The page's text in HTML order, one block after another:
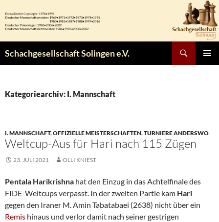
Inhalt
springen
Schachgesellschaft Solingen e.V.
Kategoriearchiv: I. Mannschaft
I. MANNSCHAFT,OFFIZIELLE MEISTERSCHAFTEN,TURNIERE ANDERSWO
Weltcup-Aus für Hari nach 115 Zügen
23. JULI 2021 OLLI KNIEST
Pentala Harikrishna hat den Einzug in das Achtelfinale des
FIDE-Weltcups verpasst. In der zweiten Partie kam Hari
gegen den Iraner M. Amin Tabatabaei (2638) nicht über ein
Remis hinaus und verlor damit nach seiner gestrigen